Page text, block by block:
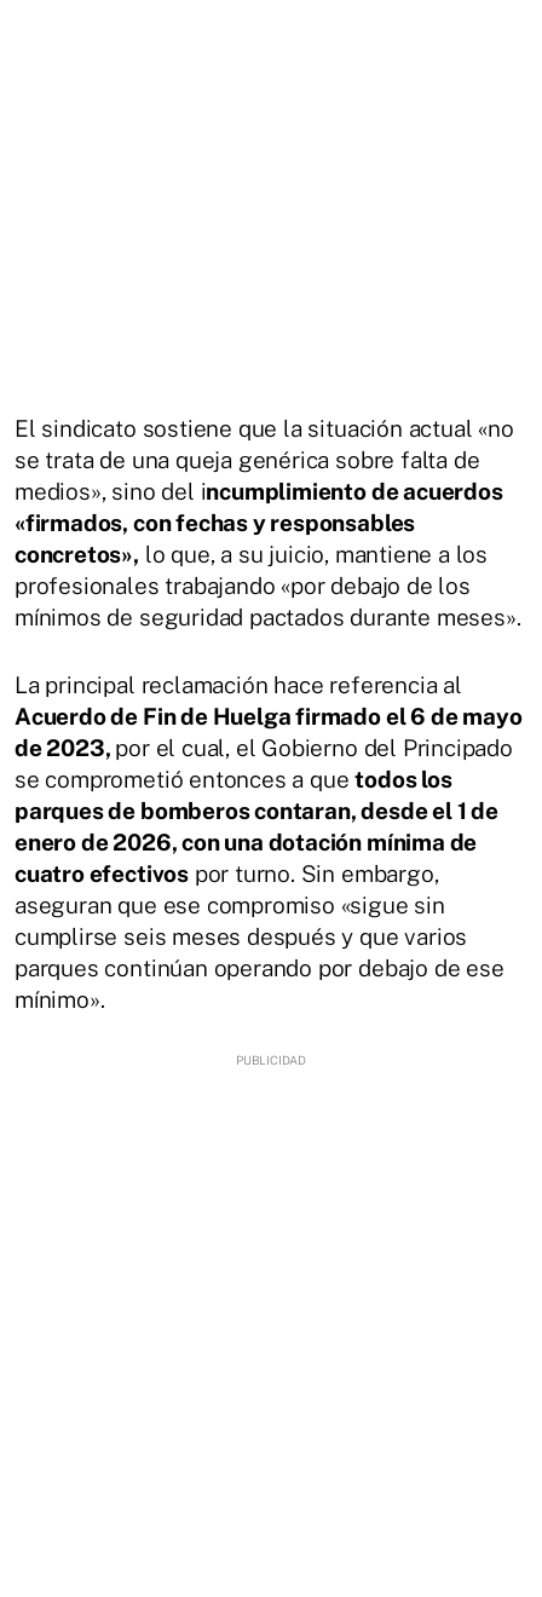
El sindicato sostiene que la situación actual «no
se trata de una queja genérica sobre falta de
medios», sino del incumplimiento de acuerdos
«firmados, con fechas y responsables
concretos», lo que, a su juicio, mantiene a los
profesionales trabajando «por debajo de los
mínimos de seguridad pactados durante meses».
La principal reclamación hace referencia al
Acuerdo de Fin de Huelga firmado el 6 de mayo
de 2023, por el cual, el Gobierno del Principado
se comprometió entonces a quetodos los
parques de bomberos contaran, desde el 1 de
enero de 2026, con una dotación mínima de
cuatro efectivospor turno. Sin embargo,
aseguran que ese compromiso «sigue sin
cumplirse seis meses después y que varios
parques continúan operando por debajo de ese
mínimo».